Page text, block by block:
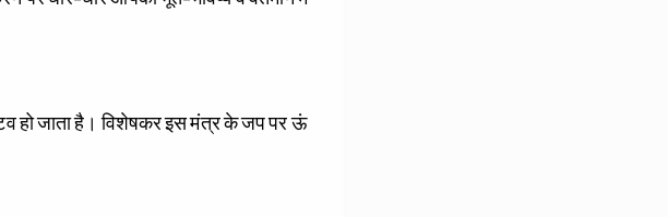
हो जाता है। विशेषकर इस मंत्र के जप पर ऊं